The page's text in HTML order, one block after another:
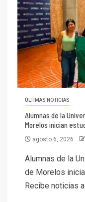
ÚLTIMAS NOTICIAS
Alumnas de la
Morelos inician
agosto 6, 2026
Alumnas de la
de Morelos
Recibe noticias